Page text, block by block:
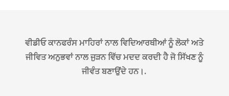
ਵੀਡੀਓ ਕਾਨਫਰੰਸ ਮਾਹਿਰਾਂ ਨਾਲ ਵਿਦਿਆਰਥੀਆਂ ਨੂੰ ਲੋਕਾਂ ਅਤੇ
ਜੀਵਿਤ ਅਨੁਭਵਾਂ ਨਾਲ ਜੁੜਨ ਵਿੱਚ ਮਦਦ ਕਰਦੀ ਹੈ ਜੋ ਸਿੱਖਣ ਨੂੰ
ਜੀਵੰਤ ਬਣਾਉਂਦੇ ਹਨ।.